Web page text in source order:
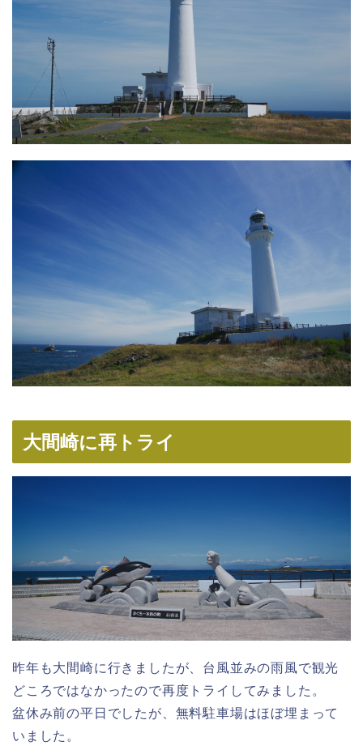
大間崎に再トライ
昨年も大間崎に行きましたが、台風並みの雨風で観光
どころではなかったので再度トライしてみました。
盆休み前の平日でしたが、無料駐車場はほぼ埋まって
いました。